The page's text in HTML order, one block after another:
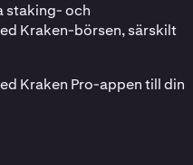
staking- och
Kraken-börsen, särskilt
Kraken Pro-appen till din